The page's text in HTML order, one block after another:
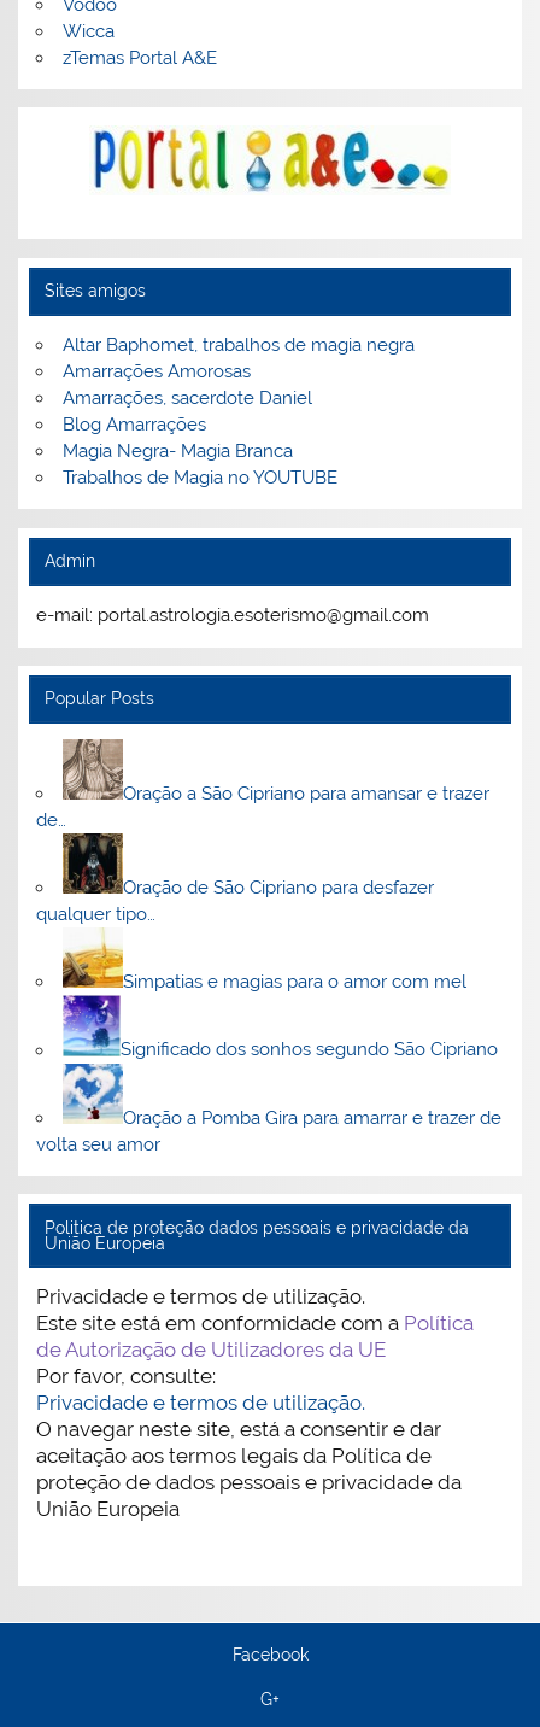
Wicca
zTemas Portal A&E
Sites amigos
Altar Baphomet, trabalhos de magia negra
Amarrações Amorosas
Amarrações, sacerdote Daniel
Blog Amarrações
Magia Negra- Magia Branca
Trabalhos de Magia no YOUTUBE
Admin
e-mail: portal.astrologia.esoterismo@gmail.com
Popular Posts
Oração a São Cipriano para amansar e trazer
de…
Oração de São Cipriano para desfazer
qualquer tipo…
Simpatias e magias para o amor com mel
Significado dos sonhos segundo São Cipriano
Oração a Pomba Gira para amarrar e trazer de
volta seu amor
Politica de proteção dados pessoais e privacidade da
União Europeia
Privacidade e termos de utilização.
Este site está em conformidade com a Política
de Autorização de Utilizadores da UE
Por favor, consulte:
Privacidade e termos de utilização.
O navegar neste site, está a consentir e dar
aceitação aos termos legais da Política de
proteção de dados pessoais e privacidade da
União Europeia
Facebook
G+